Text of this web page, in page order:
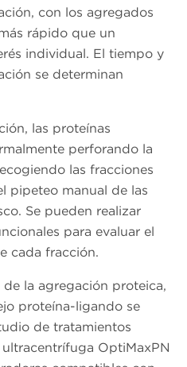
con los agregados
rápido que un
individual. El tiempo y
se determinan
las proteínas
perforando la
las fracciones
pipeteo manual de las
Se pueden realizar
para evaluar el
cada fracción.
la agregación proteica,
proteína-ligando se
de tratamientos
OptiMaxPN